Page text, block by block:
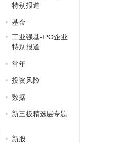
特别报道
基金
工业强基-IPO企业
特别报道
常年
投资风险
数据
新三板精选层专题
新股